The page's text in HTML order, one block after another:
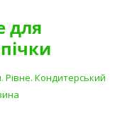
для
Рівне. Кондитерський